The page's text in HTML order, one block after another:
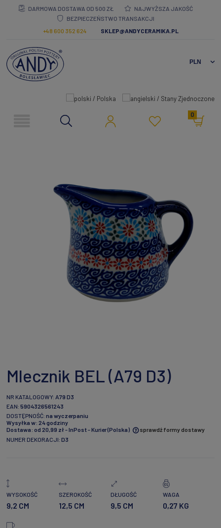
DARMOWA DOSTAWA OD 500 ZŁ
NAJWYŻSZA JAKOŚĆ
BEZPIECZEŃSTWO TRANSAKCJI
+48 600 352 624
SKLEP@ANDYCERAMIKA.PL
0
Mlecznik BEL (A79 D3)
NR KATALOGOWY: A79 D3
EAN: 5904326561243
DOSTĘPNOŚĆ: na wyczerpaniu
Wysyłka w: 24 godziny
Dostawa: od 20,99 zł- InPost - Kurier(Polska)
Cena nie zawiera ewentualnych kosztów płatności
sprawdź formy dostawy
NUMER DEKORACJI: D3
WYSOKOŚĆ
9,2 CM
SZEROKOŚĆ
12,5 CM
DŁUGOŚĆ
9,5 CM
WAGA
0,27 KG